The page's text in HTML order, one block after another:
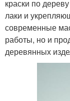
краски по
лаки и
современные
работы, но и
деревянных